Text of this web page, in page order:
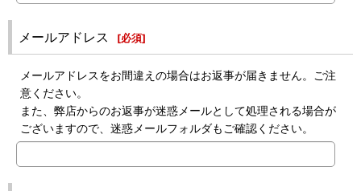
メールアドレス [必須]
メールアドレスをお間違えの場合はお返事が届きません。ご注
意ください。
また、弊店からのお返事が迷惑メールとして処理される場合が
ございますので、迷惑メールフォルダもご確認ください。